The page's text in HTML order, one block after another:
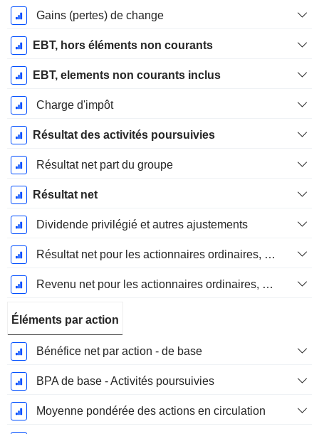
Gains (pertes) de change
EBT, hors éléments non courants
EBT, elements non courants inclus
Charge d'impôt
Résultat des activités poursuivies
Résultat net part du groupe
Résultat net
Dividende privilégié et autres ajustements
Résultat net pour les actionnaires ordinaires, éléments exceptionnels inclus.
Revenu net pour les actionnaires ordinaires, hors éléments exceptionnelsRésultat net pour les actionnaires ordinaires, éléments exceptionnels exclus.
Éléments par action
Bénéfice net par action - de base
BPA de base - Activités poursuivies
Moyenne pondérée des actions en circulation